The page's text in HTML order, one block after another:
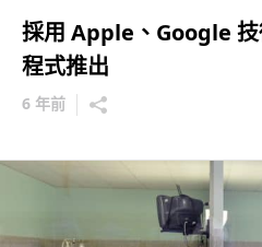
採用 Apple、Google
程式推出
6 年前